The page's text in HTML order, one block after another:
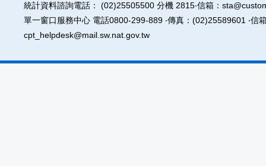
統計資料諮詢電話： (02)25505500 分機 2815‧信箱：
單一窗口服務中心 電話0800-299-889 ‧傳真：(02)25589601 ‧信
cpt_helpdesk@mail.sw.nat.gov.tw